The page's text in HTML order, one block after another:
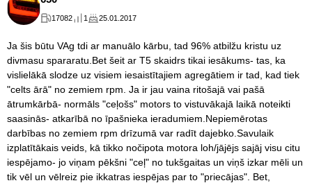
17082 1 25.01.2017
Ja šis būtu VAg tdi ar manuālo kārbu, tad 96% atbilžu kristu uz
divmasu spararatu.Bet šeit ar T5 skaidrs tikai iesākums- tas, ka
vislielākā slodze uz visiem iesaistītajiem agregātiem ir tad, kad tiek
"celts ārā" no zemiem rpm. Ja ir jau vaina ritošajā vai pašā
ātrumkārbā- normāls "ceļošs" motors to vistuvākajā laikā noteikti
saasinās- atkarībā no īpašnieka ieradumiem.Nepiemērotas
darbības no zemiem rpm drīzumā var radīt dajebko.Savulaik
izplatītākais veids, kā tikko nočipota motora loh/jājējs sajāj visu citu
iespējamo- jo viņam pēkšni "ceļ" no tukšgaitas un viņš izkar mēli un
tik vēl un vēlreiz pie ikkatras iespējas par to "priecājas". Bet,